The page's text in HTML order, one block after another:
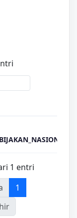
1 entri
1